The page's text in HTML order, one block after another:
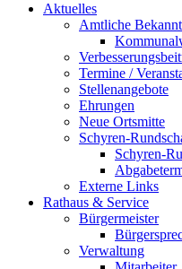
Aktuelles
Amtliche
Termine /
Stellenangebote
Ehrungen
Neue Ortsmitte
Schyren-
Schyren-
Externe Links
Rathaus & Service
Bürgermeister
Verwaltung